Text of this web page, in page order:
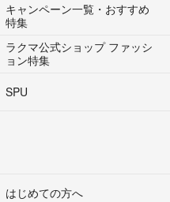
キャンペーン一覧・おすすめ
特集
ラクマ公式ショップ ファッシ
ョン特集
SPU
はじめての方へ